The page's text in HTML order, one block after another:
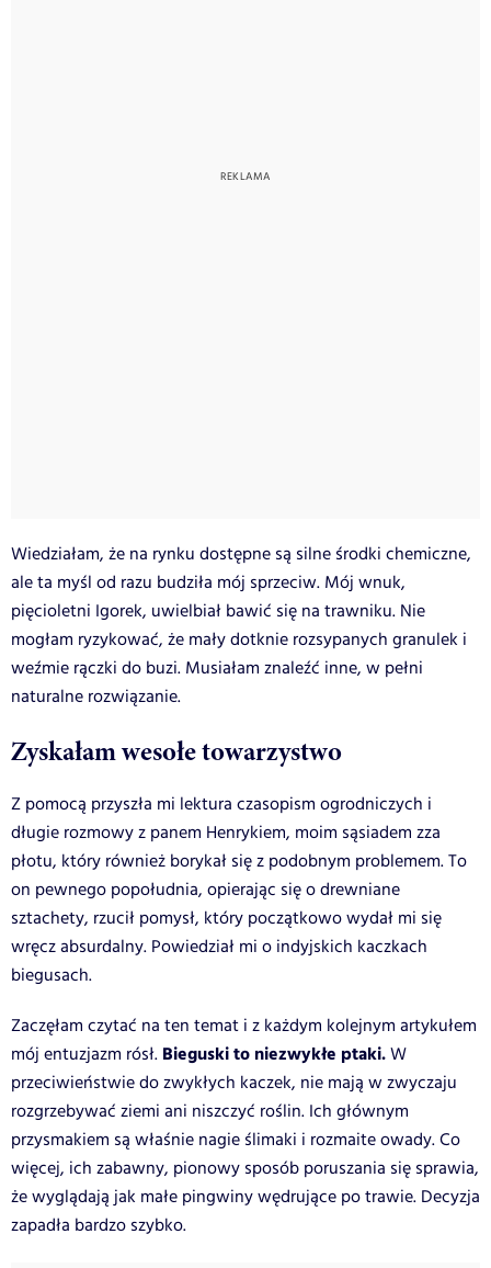
Wiedziałam, że na rynku dostępne są silne środki chemiczne,
ale ta myśl od razu budziła mój sprzeciw. Mój wnuk,
pięcioletni Igorek, uwielbiał bawić się na trawniku. Nie
mogłam ryzykować, że mały dotknie rozsypanych granulek i
weźmie rączki do buzi. Musiałam znaleźć inne, w pełni
naturalne rozwiązanie.
Zyskałam wesołe towarzystwo
Z pomocą przyszła mi lektura czasopism ogrodniczych i
długie rozmowy z panem Henrykiem, moim sąsiadem zza
płotu, który również borykał się z podobnym problemem. To
on pewnego popołudnia, opierając się o drewniane
sztachety, rzucił pomysł, który początkowo wydał mi się
wręcz absurdalny. Powiedział mi o indyjskich kaczkach
biegusach.
Zaczęłam czytać na ten temat i z każdym kolejnym artykułem
mój entuzjazm rósł. Bieguski to niezwykłe ptaki.W
przeciwieństwie do zwykłych kaczek, nie mają w zwyczaju
rozgrzebywać ziemi ani niszczyć roślin. Ich głównym
przysmakiem są właśnie nagie ślimaki i rozmaite owady. Co
więcej, ich zabawny, pionowy sposób poruszania się sprawia,
że wyglądają jak małe pingwiny wędrujące po trawie. Decyzja
zapadła bardzo szybko.